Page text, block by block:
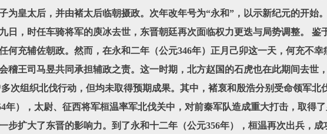
为皇太后，并由褚太后临朝摄政。次年改年号为“永和”，以示新纪元的开始
日，时任车骑将军的庾冰去世，东晋朝廷再次面临权力更迭与局势调整。 鉴
何充辅佐朝政。然而，在永和二年（公元346年）正月己卯这一天，何充不幸
稽王司马昱共同承担辅政之责。这一时期，北方赵国的石虎也在此期间去世
次组织北伐行动，但均未取得预期成果。其中，褚裒和殷浩分别受命领军北
年），太尉、征西将军桓温率军北伐关中，对前秦军队造成重大打击，取得了
步扩大了东晋的影响力。到了永和十二年（公元356年），桓温再次出兵，成